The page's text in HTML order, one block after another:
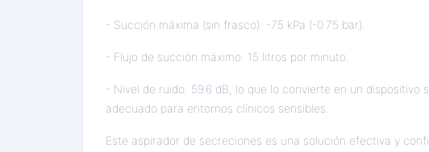
- Succión máxima (sin frasco): -75 kPa (-0.75 bar).
- Flujo de succión máximo: 15 litros por minuto.
- Nivel de ruido: 59.6 dB, lo que lo convierte en un dispositivo
adecuado para entornos clínicos sensibles.
Este aspirador de secreciones es una solución efectiva y